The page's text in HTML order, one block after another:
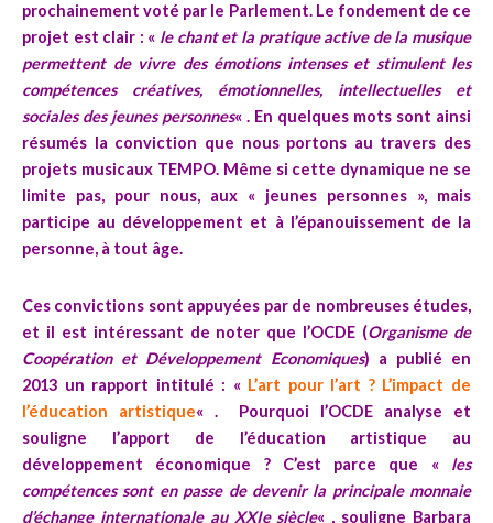
prochainement voté par le Parlement. Le fondement de ce
projet est clair : « le chant et la pratique active de la musique
permettent de vivre des émotions intenses et stimulent les
compétences créatives, émotionnelles, intellectuelles et
sociales des jeunes personnes« . En quelques mots sont ainsi
résumés la conviction que nous portons au travers des
projets musicaux TEMPO. Même si cette dynamique ne se
limite pas, pour nous, aux « jeunes personnes », mais
participe au développement et à l’épanouissement de la
personne, à tout âge.
Ces convictions sont appuyées par de nombreuses études,
et il est intéressant de noter que l’OCDE (Organisme de
Coopération et Développement Economiques) a publié en
2013 un rapport intitulé : « L’art pour l’art ? L’impact de
l’éducation artistique« . Pourquoi l’OCDE analyse et
souligne l’apport de l’éducation artistique au
développement économique ? C’est parce que « les
compétences sont en passe de devenir la principale monnaie
d’échange internationale au XXIe siècle« , souligne Barbara